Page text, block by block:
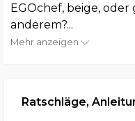
EGOchef, beige,
anderem?...
Mehr anzeigen
Ratschläge,